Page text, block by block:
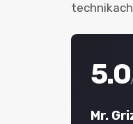
5.0
Mr.